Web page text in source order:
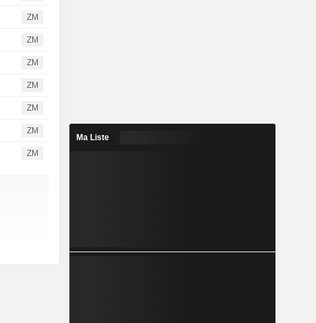
ZM
ZM
ZM
ZM
ZM
ZM
ZM
Ma Liste